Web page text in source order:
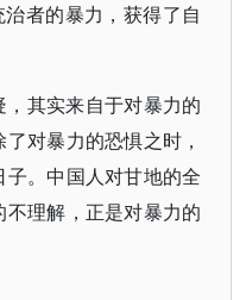
者的暴力，获得了自
其实来自于对暴力的
对暴力的恐惧之时，
。中国人对甘地的全
理解，正是对暴力的